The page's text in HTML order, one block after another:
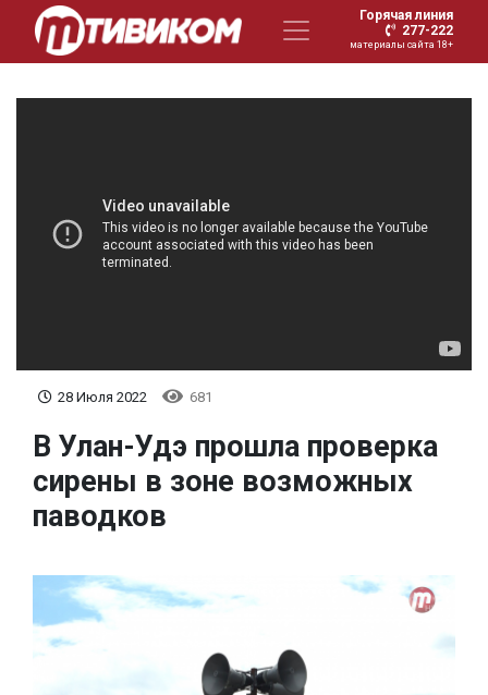
Горячая линия
277-222
материалы сайта 18+
28 Июля 2022 681
В Улан-Удэ прошла проверка
сирены в зоне возможных
паводков